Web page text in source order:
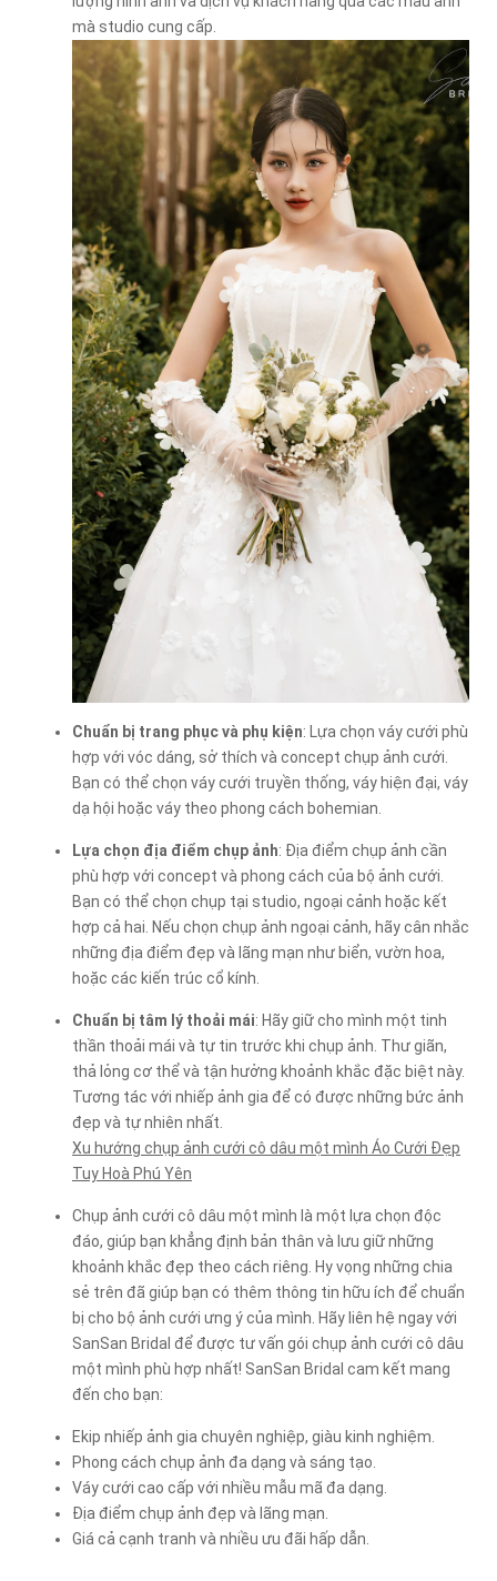
mà studio cung cấp.
Chuẩn bị trang phục và phụ kiện: Lựa chọn váy cưới phù
hợp với vóc dáng, sở thích và concept chụp ảnh cưới.
Bạn có thể chọn váy cưới truyền thống, váy hiện đại, váy
dạ hội hoặc váy theo phong cách bohemian.
Lựa chọn địa điểm chụp ảnh: Địa điểm chụp ảnh cần
phù hợp với concept và phong cách của bộ ảnh cưới.
Bạn có thể chọn chụp tại studio, ngoại cảnh hoặc kết
hợp cả hai. Nếu chọn chụp ảnh ngoại cảnh, hãy cân nhắc
những địa điểm đẹp và lãng mạn như biển, vườn hoa,
hoặc các kiến trúc cổ kính.
Chuẩn bị tâm lý thoải mái: Hãy giữ cho mình một tinh
thần thoải mái và tự tin trước khi chụp ảnh. Thư giãn,
thả lỏng cơ thể và tận hưởng khoảnh khắc đặc biệt này.
Tương tác với nhiếp ảnh gia để có được những bức ảnh
đẹp và tự nhiên nhất.
Xu hướng chụp ảnh cưới cô dâu một mình Áo Cưới Đẹp
Tuy Hoà Phú Yên
Chụp ảnh cưới cô dâu một mình là một lựa chọn độc
đáo, giúp bạn khẳng định bản thân và lưu giữ những
khoảnh khắc đẹp theo cách riêng. Hy vọng những chia
sẻ trên đã giúp bạn có thêm thông tin hữu ích để chuẩn
bị cho bộ ảnh cưới ưng ý của mình. Hãy liên hệ ngay với
SanSan Bridal để được tư vấn gói chụp ảnh cưới cô dâu
một mình phù hợp nhất! SanSan Bridal cam kết mang
đến cho bạn:
Ekip nhiếp ảnh gia chuyên nghiệp, giàu kinh nghiệm.
Phong cách chụp ảnh đa dạng và sáng tạo.
Váy cưới cao cấp với nhiều mẫu mã đa dạng.
Địa điểm chụp ảnh đẹp và lãng mạn.
Giá cả cạnh tranh và nhiều ưu đãi hấp dẫn.